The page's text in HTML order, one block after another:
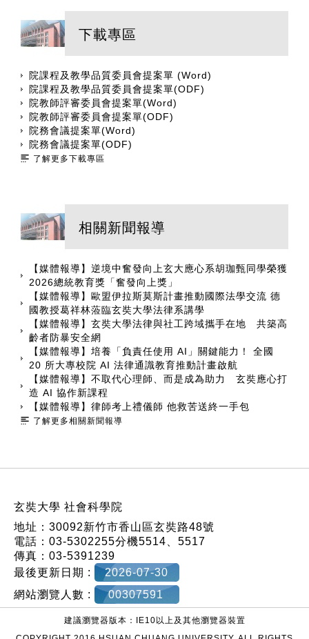
下載專區
院課程及教學品質委員會提案單 (Word)
院課程及教學品質委員會提案單(ODF)
院教師評審委員會提案單(Word)
院教師評審委員會提案單(ODF)
院務會議提案單(Word)
院務會議提案單(ODF)
了解更多下載專區
相關新聞報導
【媒體報導】逆境中奮發向上玄大應心系胡珈甄同學榮獲
2026總統教育獎「奮發向上獎」
【媒體報導】歐盟伊拉斯莫斯計畫推動國際法學交流 德
國教授葛祥林蒞臨玄奘大學法律系講學
【媒體報導】玄奘大學法律與社工跨域攜手在地 共築高
齡者防暴安全網
【媒體報導】培養「負責任使用 AI」關鍵能力！ 全國
20 所大專校院 AI 法律通識教育推動計畫啟航
【媒體報導】不取代心理師、而是成為助力 玄奘應心打
造 AI 協作新課程
【媒體報導】律師考上禮儀師 他救苦送終一手包
了解更多相關新聞報導
玄奘大學 社會科學院
地址：30092新竹市香山區玄奘路48號
電話：03-5302255分機5514、5517
傳真：03-5391239
最後更新日期 :
2026-07-30
網站瀏覽人數 :
00307591
建議瀏覽器版本：IE10以上及其他瀏覽器裝置